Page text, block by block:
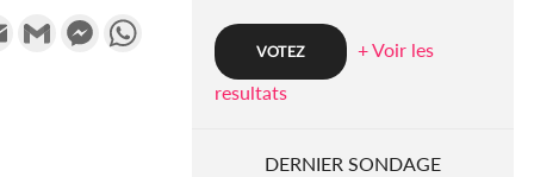
Email Gmail MessengerWhatsApp
+ Voir les
resultats
DERNIER SONDAGE